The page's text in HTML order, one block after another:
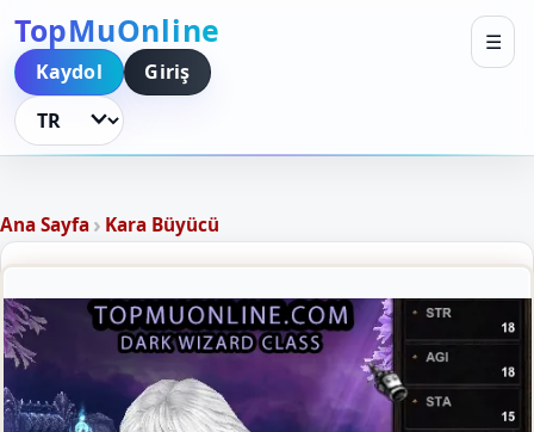
TopMuOnline
☰
Kaydol
Giriş
Dili Değiştir
Ana Sayfa› Kara Büyücü